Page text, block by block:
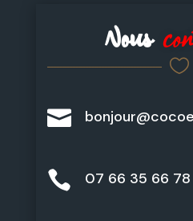
Nous


 07 66 35 66 78